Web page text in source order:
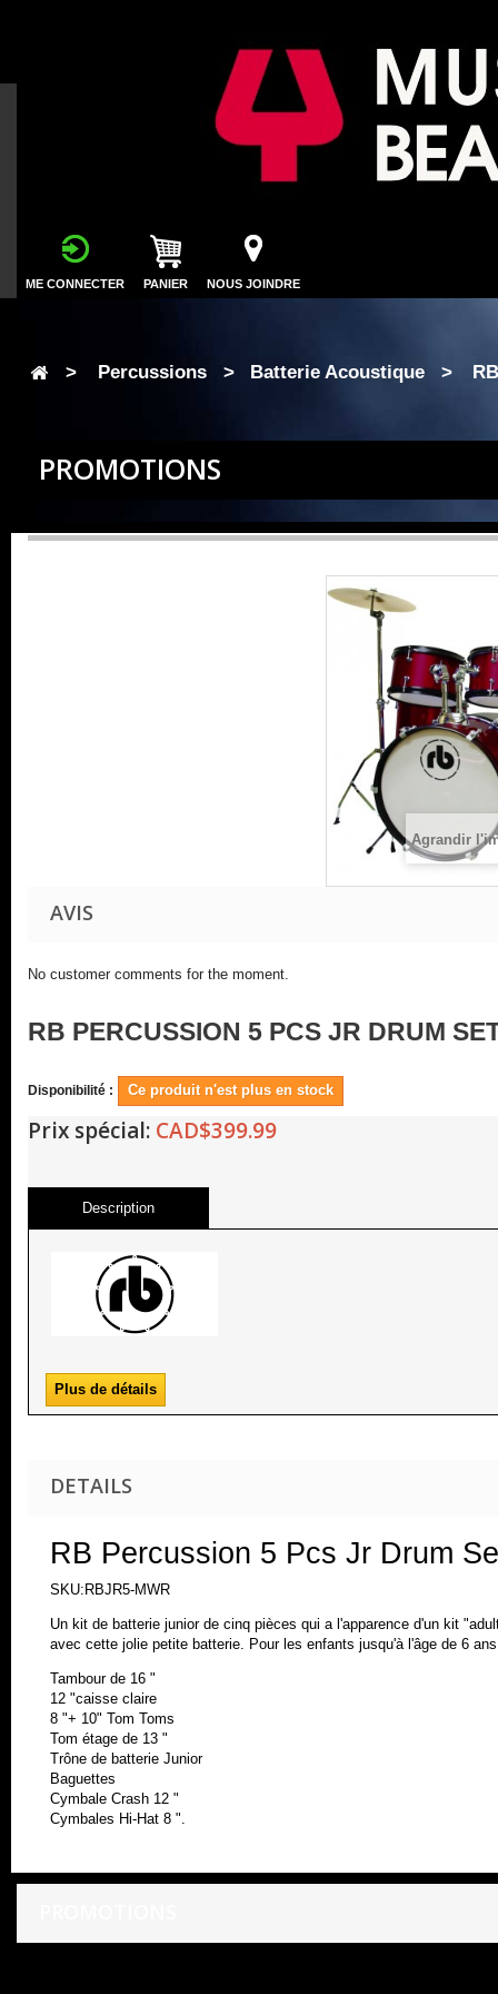
ME CONNECTER PANIER NOUS JOINDRE
> Percussions > Batterie Acoustique >
PROMOTIONS
Agrandir
AVIS
No customer comments for the moment.
RB PERCUSSION 5 PCS JR DRUM
Disponibilité : Ce produit n'est plus en stock
Prix spécial: CAD$399.99
Description
Plus de détails
DETAILS
RB Percussion 5 Pcs Jr Drum
SKU:RBJR5-MWR
Un kit de batterie junior de cinq pièces qui a l'apparence d'un kit
avec cette jolie petite batterie. Pour les enfants jusqu'à l'âge de 6
Tambour de 16 "
12 "caisse claire
8 "+ 10" Tom Toms
Tom étage de 13 "
Trône de batterie Junior
Baguettes
Cymbale Crash 12 "
Cymbales Hi-Hat 8 ".